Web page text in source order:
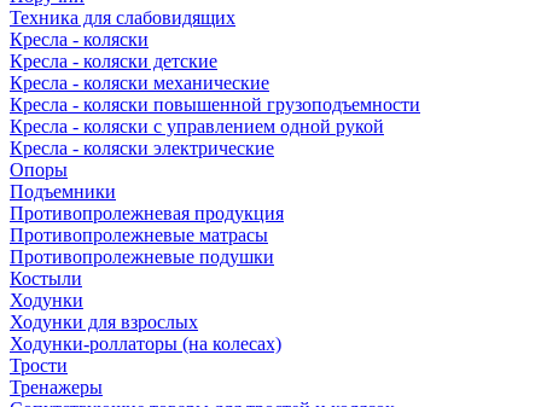
Техника для слабовидящих
Кресла - коляски
Кресла - коляски детские
Кресла - коляски механические
Кресла - коляски повышенной грузоподъемности
Кресла - коляски с управлением одной рукой
Кресла - коляски электрические
Опоры
Подъемники
Противопролежневая продукция
Противопролежневые матрасы
Противопролежневые подушки
Костыли
Ходунки
Ходунки для взрослых
Ходунки-роллаторы (на колесах)
Трости
Тренажеры